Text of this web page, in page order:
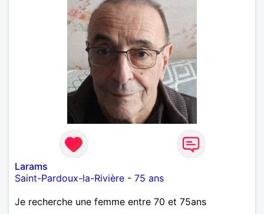
Larams
Saint-Pardoux-la-Rivière - 75 ans
Je recherche une femme entre 70 et 75ans